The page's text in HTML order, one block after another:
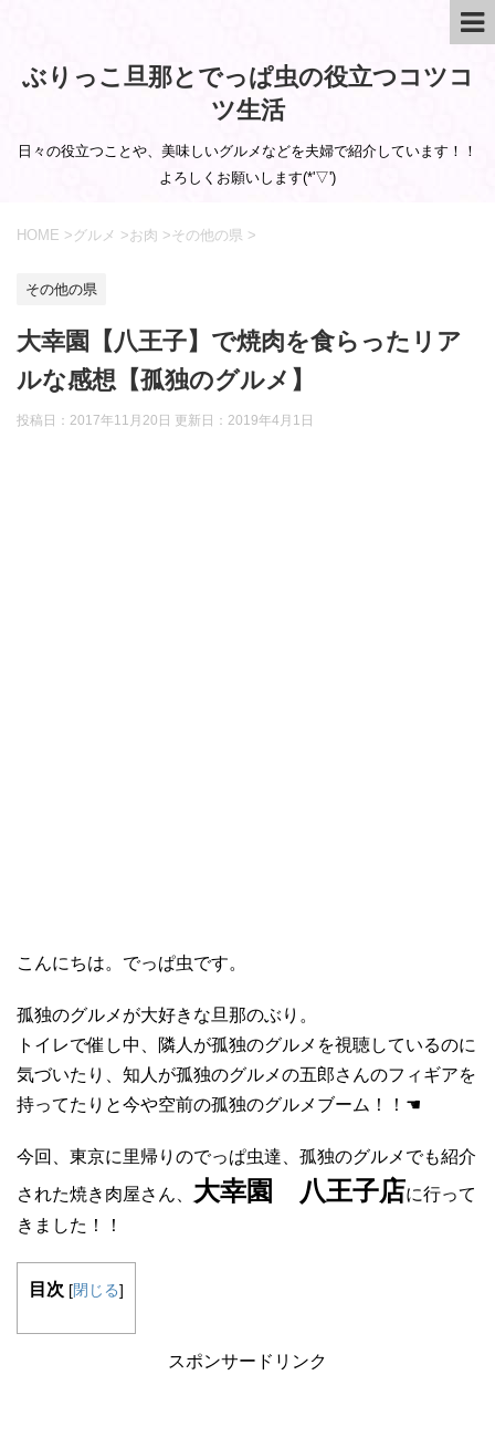
ぶりっこ旦那とでっぱ虫の役立つコツコ
ツ生活
日々の役立つことや、美味しいグルメなどを夫婦で紹介しています！！
よろしくお願いします(*'▽')
HOME > グルメ >お肉 >その他の県 >
その他の県
大幸園【八王子】で焼肉を食らったリア
ルな感想【孤独のグルメ】
投稿日：2017年11月20日 更新日： 2019年4月1日
こんにちは。でっぱ虫です。
孤独のグルメが大好きな旦那のぶり。
トイレで催し中、隣人が孤独のグルメを視聴しているのに
気づいたり、知人が孤独のグルメの五郎さんのフィギアを
持ってたりと今や空前の孤独のグルメブーム！！☚
今回、東京に里帰りのでっぱ虫達、孤独のグルメでも紹介
された焼き肉屋さん、 大幸園 八王子店に行って
きました！！
目次 [閉じる]
スポンサードリンク